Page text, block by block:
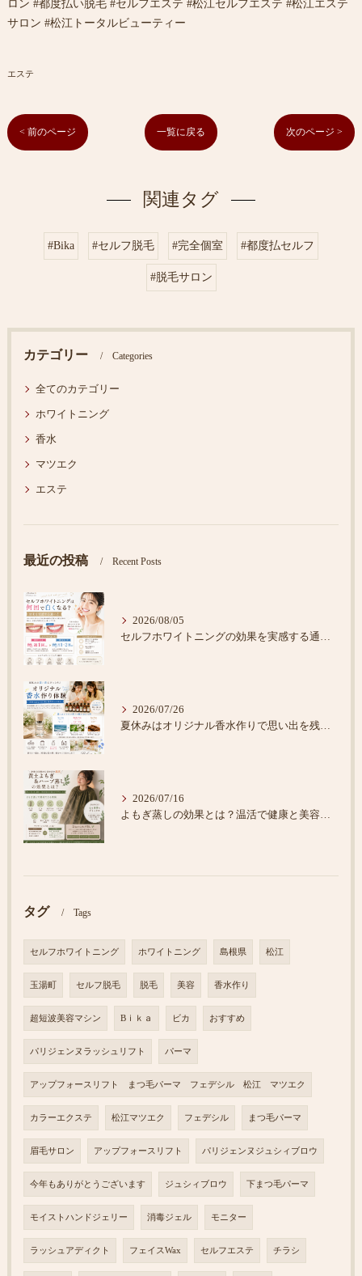
ロン #都度払い脱毛 #セルフエステ #松江セルフエステ #松江エステ
サロン #松江トータルビューティー
エステ
< 前のページ 一覧に戻る 次のページ >
関連タグ
#Bika #セルフ脱毛 #完全個室 #都度払セルフ
#脱毛サロン
カテゴリー Categories
全てのカテゴリー
ホワイトニング
香水
マツエク
エステ
最近の投稿 Recent Posts
2026/08/05
セルフホワイトニングの効果を実感する通い方
2026/07/26
夏休みはオリジナル香水作りで思い出を残そう♪
2026/07/16
よもぎ蒸しの効果とは？温活で健康と美容をサポート
タグ Tags
セルフホワイトニング ホワイトニング 島根県 松江
玉湯町 セルフ脱毛 脱毛 美容 香水作り
超短波美容マシン Bｉｋａ ビカ おすすめ
パリジェンヌラッシュリフト パーマ
アップフォースリフト まつ毛パーマ フェデシル 松江 マツエク
カラーエクステ 松江マツエク フェデシル まつ毛パーマ
眉毛サロン アップフォースリフト パリジェンヌジュシィブロウ
今年もありがとうございます ジュシィブロウ 下まつ毛パーマ
モイストハンドジェリー 消毒ジェル モニター
ラッシュアディクト フェイスWax セルフエステ チラシ